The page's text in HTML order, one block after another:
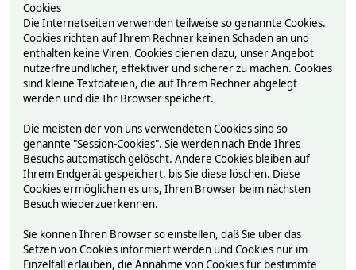
Cookies
Die Internetseiten verwenden teilweise so genannte Cookies.
Cookies richten auf Ihrem Rechner keinen Schaden an und
enthalten keine Viren. Cookies dienen dazu, unser Angebot
nutzerfreundlicher, effektiver und sicherer zu machen. Cookies
sind kleine Textdateien, die auf Ihrem Rechner abgelegt
werden und die Ihr Browser speichert.
Die meisten der von uns verwendeten Cookies sind so
genannte "Session-Cookies". Sie werden nach Ende Ihres
Besuchs automatisch gelöscht. Andere Cookies bleiben auf
Ihrem Endgerät gespeichert, bis Sie diese löschen. Diese
Cookies ermöglichen es uns, Ihren Browser beim nächsten
Besuch wiederzuerkennen.
Sie können Ihren Browser so einstellen, daß Sie über das
Setzen von Cookies informiert werden und Cookies nur im
Einzelfall erlauben, die Annahme von Cookies für bestimmte